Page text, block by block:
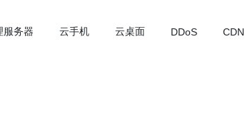
服务器 云手机 云桌面 DDoS CDN